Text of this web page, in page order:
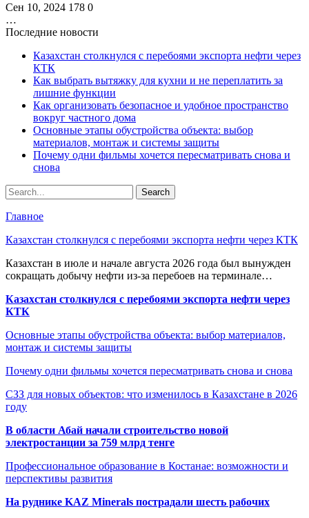
Сен 10, 2024 178 0
…
Последние новости
Казахстан столкнулся с перебоями экспорта нефти через
КТК
Как выбрать вытяжку для кухни и не переплатить за
лишние функции
Как организовать безопасное и удобное пространство
вокруг частного дома
Основные этапы обустройства объекта: выбор
материалов, монтаж и системы защиты
Почему одни фильмы хочется пересматривать снова и
снова
Главное
Казахстан столкнулся с перебоями экспорта нефти через КТК
Казахстан в июле и начале августа 2026 года был вынужден
сокращать добычу нефти из-за перебоев на терминале…
Казахстан столкнулся с перебоями экспорта нефти через
КТК
Основные этапы обустройства объекта: выбор материалов,
монтаж и системы защиты
Почему одни фильмы хочется пересматривать снова и снова
СЗЗ для новых объектов: что изменилось в Казахстане в 2026
году
В области Абай начали строительство новой
электростанции за 759 млрд тенге
Профессиональное образование в Костанае: возможности и
перспективы развития
На руднике KAZ Minerals пострадали шесть рабочих